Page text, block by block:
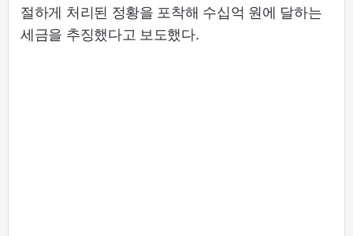
절하게 처리된 정황을 포착해 수십억 원에 달하는
세금을 추징했다고 보도했다.